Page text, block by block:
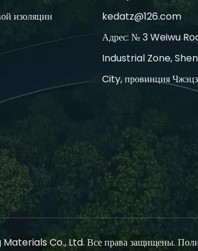
изоляции
kedatz@126.com
Адрес: № 3 Weiwu
Industrial Zone,
City, провинция
Co., Ltd. Все права защищены.